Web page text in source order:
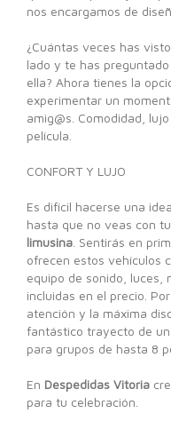
nos encargamos de
¿Cuántas veces has
lado y te has
ella? Ahora tienes la
experimentar un
amig@s. Comodidad,
película.
CONFORT Y LUJO
Es difícil hacerse una
hasta que no veas con
limusina . Sentirás en
ofrecen estos vehículos
equipo de sonido, luces,
incluidas en el precio.
atención y la máxima
fantástico trayecto de
para grupos de hasta 8
En Despedidas Vitoria
para tu celebración.